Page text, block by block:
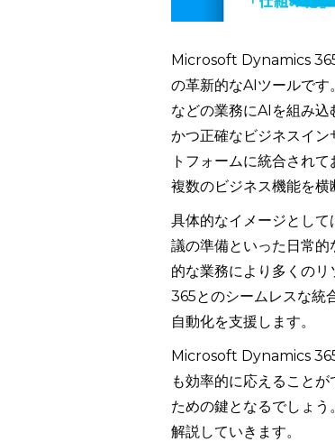
Microsoft Dynamics
の革新的なAIツールです
などの業務にAIを組み
かつ正確なビジネスイ
トフォームに統合され
複数のビジネス機能を横
具体的なイメージとし
議の準備といった日常
的な業務により多くの
365とのシームレスな
自動化を支援します。
Microsoft Dynamics
も効率的に応えること
ための鍵となるでしょ
解説していきます。